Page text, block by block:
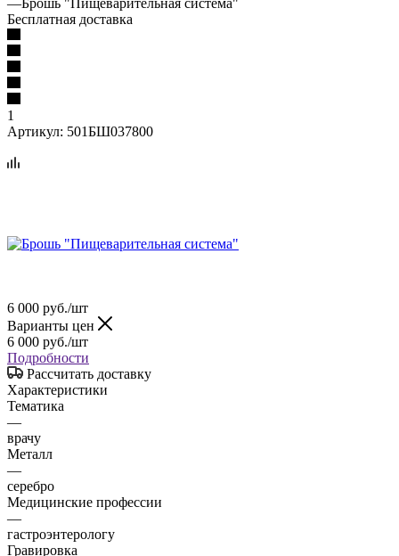
Бесплатная доставка
1
Артикул: 501БШ037800
6 000 руб./шт
Варианты цен
6 000 руб./шт
Подробности
Рассчитать доставку
Характеристики
Тематика
—
врачу
Металл
—
серебро
Медицинские профессии
—
гастроэнтерологу
Гравировка